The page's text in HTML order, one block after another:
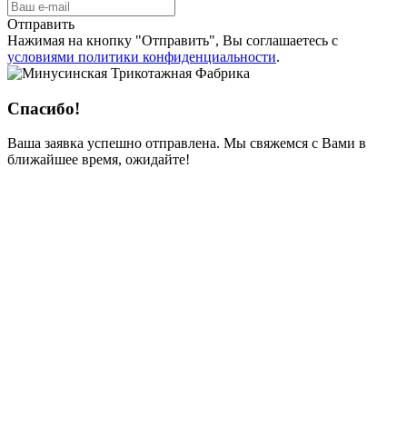
Отправить
Нажимая на кнопку "Отправить", Вы соглашаетесь с
условиями политики конфиденциальности.
Спасибо!
Ваша заявка успешно отправлена. Мы свяжемся с Вами в
ближайшее время, ожидайте!